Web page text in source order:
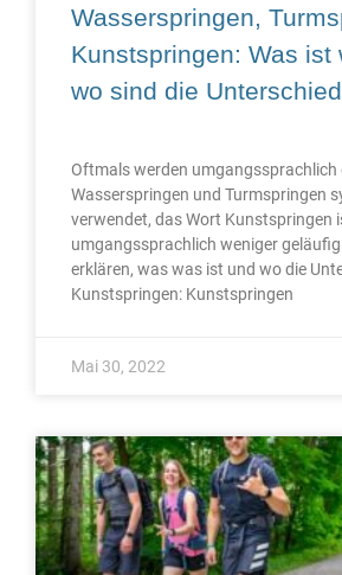
Wasserspringen,
Kunstspringen: Was ist
wo sind die
Oftmals werden umgangssprachlich
Wasserspringen und Turmspringen
verwendet, das Wort Kunstspringen
umgangssprachlich weniger
erklären, was was ist und wo die
Kunstspringen: Kunstspringen
Mai 30, 2022